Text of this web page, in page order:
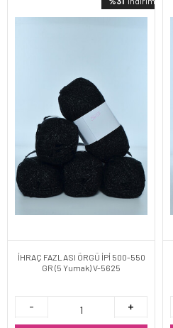
İHRAÇ FAZLASI ÖRGÜ İPİ 500-550
GR (5 Yumak) V-5625